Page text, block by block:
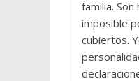
familia.
imposible
cubiertos.